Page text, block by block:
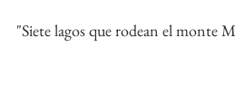
"Siete lagos que rodean el monte